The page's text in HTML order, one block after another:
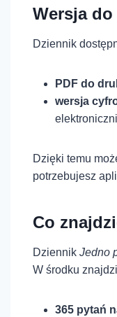
Wersja
Dziennik
PDF do
wersja
Dzięki temu
potrzebujesz
Co
Dziennik Jedno
W środku
365 pytań